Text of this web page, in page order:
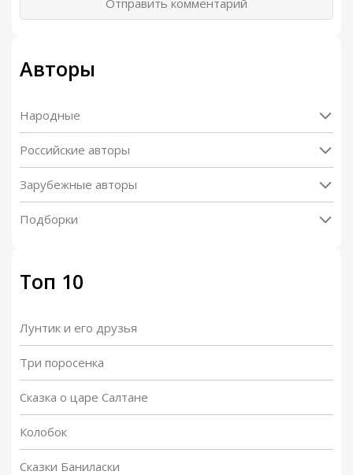
Отправить комментарий
Авторы
Народные
Российские авторы
Зарубежные авторы
Подборки
Топ 10
Лунтик и его друзья
Три поросенка
Сказка о царе Салтане
Колобок
Сказки Баниласки